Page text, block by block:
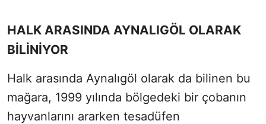
HALK ARASINDA AYNALIGÖL OLARAK
BİLİNİYOR
Halk arasında Aynalıgöl olarak da bilinen bu
mağara, 1999 yılında bölgedeki bir çobanın
hayvanlarını ararken tesadüfen